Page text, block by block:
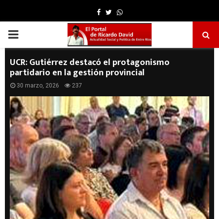
Facebook
TwitterWhatsapp
PRIMARY
MENU
UCR: Gutiérrez destacó el protagonismo
partidario en la gestión provincial
30 marzo, 2026 237